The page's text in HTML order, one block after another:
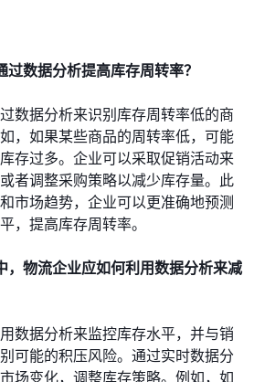
数据分析提高库存周转率？
数据分析来识别库存周转率低的商
，如果某些商品的周转率低，可能
存过多。企业可以采取促销活动来
者调整采购策略以减少库存量。此
市场趋势，企业可以更准确地预测
，提高库存周转率。
，物流企业应如何利用数据分析来减
数据分析来监控库存水平，并与销
可能的积压风险。通过实时数据分
场变化，调整库存策略。例如，如